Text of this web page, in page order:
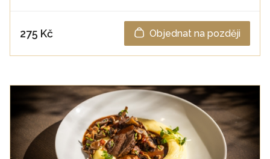
275 Kč Objednat na později